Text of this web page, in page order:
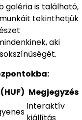
galéria is található,
tekinthetjük
aki
Megjegyzés
Interaktív
kiállítás